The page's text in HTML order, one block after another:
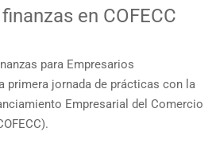
en COFECC
para Empresarios
primera jornada de prácticas con la
Empresarial del Comercio